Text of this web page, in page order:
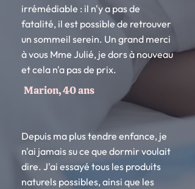
irrémédiable : il n'y a pas de
fatalité, il est possible de retrouver
un sommeil serein. Un grand merci
à vous Mme Julié, je dors à nouveau
et cela n'a pas de prix.
Marion, 40 ans
Depuis ma plus tendre enfance, je
n'ai jamais su ce que dormir voulait
dire. J'ai essayé tous les produits
naturels possibles, ainsi que les